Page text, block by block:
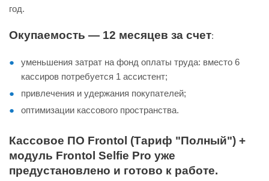
год.
Окупаемость — 12 месяцев за счет:
уменьшения затрат на фонд оплаты труда: вместо 6
кассиров потребуется 1 ассистент;
привлечения и удержания покупателей;
оптимизации кассового пространства.
Кассовое ПО Frontol (Тариф "Полный") +
модуль Frontol Selfie Pro уже
предустановлено и готово к работе.